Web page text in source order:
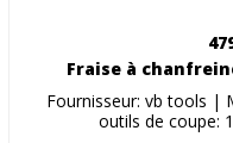
Fraise à
Fournisseur: vb tools |
outils de coupe: